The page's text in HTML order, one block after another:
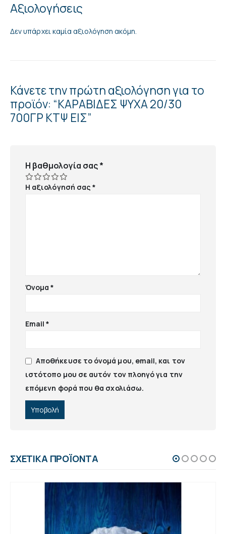
Αξιολογήσεις
Δεν υπάρχει καμία αξιολόγηση ακόμη.
Κάνετε την πρώτη αξιολόγηση για το
προϊόν: “ΚΑΡΑΒΙΔΕΣ ΨΥΧΑ 20/30
700ΓΡ ΚΤΨ ΕΙΣ”
Η βαθμολογία σας*
Η αξιολόγησή σας*
Όνομα*
Email*
Αποθήκευσε το όνομά μου, email, και τον
ιστότοπο μου σε αυτόν τον πλοηγό για την
επόμενη φορά που θα σχολιάσω.
ΣΧΕΤΙΚΆ ΠΡΟΪΌΝΤΑ